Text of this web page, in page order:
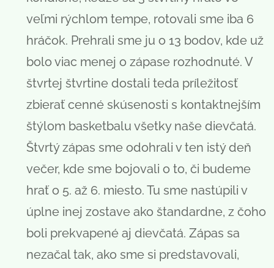
veľmi rýchlom tempe, rotovali sme iba 6
hráčok. Prehrali sme ju o 13 bodov, kde už
bolo viac menej o zápase rozhodnuté. V
štvrtej štvrtine dostali teda príležitosť
zbierať cenné skúsenosti s kontaktnejším
štýlom basketbalu všetky naše dievčatá.
Štvrtý zápas sme odohrali v ten istý deň
večer, kde sme bojovali o to, či budeme
hrať o 5. až 6. miesto. Tu sme nastúpili v
úplne inej zostave ako štandardne, z čoho
boli prekvapené aj dievčatá. Zápas sa
nezačal tak, ako sme si predstavovali,